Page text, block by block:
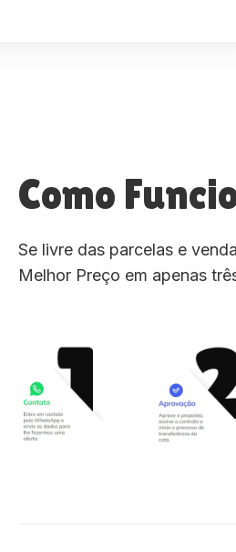
Como
Se livre das parcelas e
Melhor Preço em apenas